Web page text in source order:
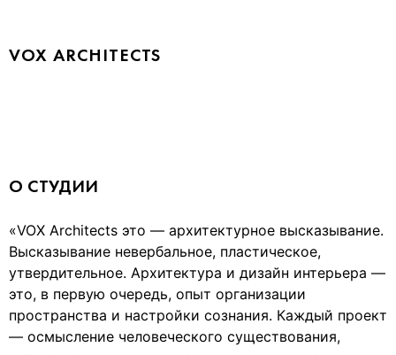
VOX ARCHITECTS
О СТУДИИ
«VOX Architects это — архитектурное высказывание.
Высказывание невербальное, пластическое,
утвердительное. Архитектура и дизайн интерьера —
это, в первую очередь, опыт организации
пространства и настройки сознания. Каждый проект
— осмысление человеческого существования,